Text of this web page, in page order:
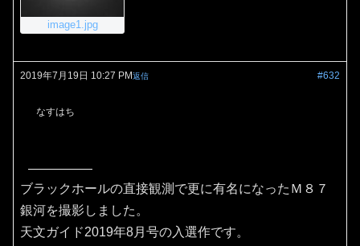
image1.jpg
2019年7月19日 10:27 PM #632
返信
なすはち
ブラックホールの直接観測で更に有名になったＭ８７
銀河を撮影しました。
天文ガイド2019年8月号の入選作です。